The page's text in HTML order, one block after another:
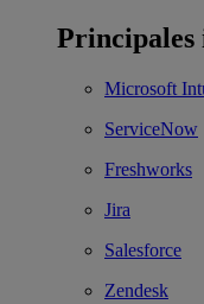
Principales
Microsoft
ServiceNow
Freshworks
Jira
Salesforce
Zendesk